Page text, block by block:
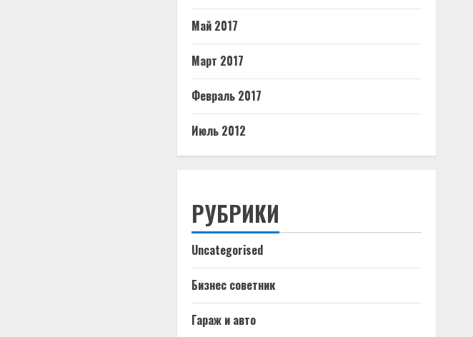
Май 2017
Март 2017
Февраль 2017
Июль 2012
РУБРИКИ
Uncategorised
Бизнес советник
Гараж и авто